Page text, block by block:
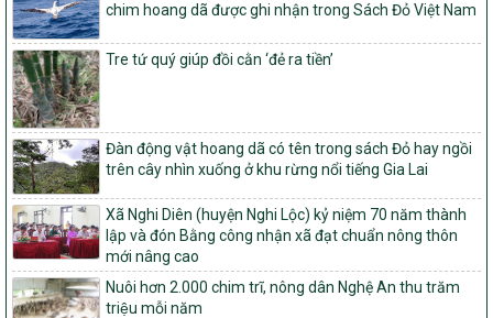
Phê duyệt danh sách các xã thuộc nhóm 1, nhóm 2, nhóm 3
trong xây dựng nông thôn mới giai đoạn 2026-2030 trên địa bàn
tỉnh Nghệ An
103/PTNT-NTM
Về việc đăng ký thực hiện Dự án liên kết theo chuỗi giá trị thuộc
Dự án 2 – Chương trình Mục tiêu quốc gia Giảm nghèo bền vững
giai đoạn 2021-2025 được kéo dài sang năm 2026
827/QĐ-BNNMT
Quyết định Ban hành Kế hoạch triển khai thực hiện Chương trình
mục tiêu quốc gia xây dựng nông thôn mới, giảm nghèo bền
vững và phát triển kinh tế – xã hội vùng đồng bào dân tộc thiểu
số và miền núi giai đoạn 2026-2035, giai đoạn I: Từ năm 2026
đến năm 2030
chim hoang dã được ghi nhận trong Sách Đỏ Việt Nam
Tre tứ quý giúp đồi cằn ‘đẻ ra tiền’
Đàn động vật hoang dã có tên trong sách Đỏ hay ngồi
trên cây nhìn xuống ở khu rừng nổi tiếng Gia Lai
Xã Nghi Diên (huyện Nghi Lộc) kỷ niệm 70 năm thành
lập và đón Bằng công nhận xã đạt chuẩn nông thôn
mới nâng cao
Nuôi hơn 2.000 chim trĩ, nông dân Nghệ An thu trăm
triệu mỗi năm